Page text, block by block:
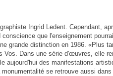
Ingrid Ledent. Cependant,
que l'enseignement
grande distinction en 1986. «Plus
Vos. Dans une série d'œuvres, elle
aujourd'hui des manifestations
se retrouve aussi